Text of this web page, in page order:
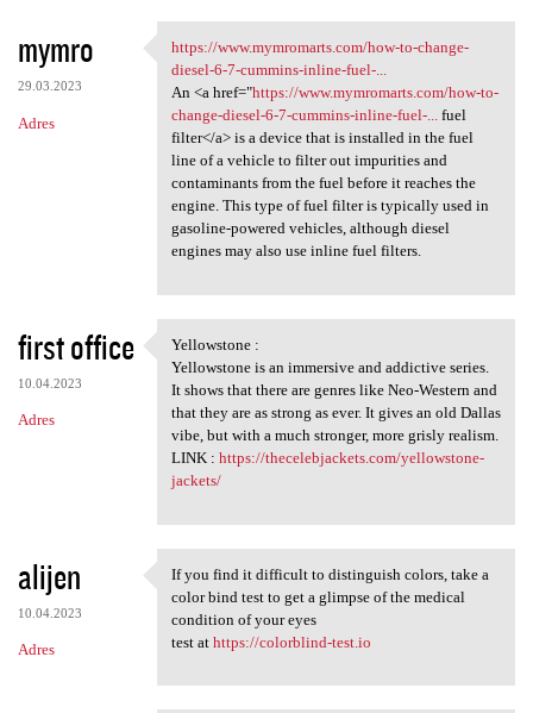
mymro
29.03.2023
Adres
https://www.mymromarts.com
https://www.mymromarts.com/how-to-change-
diesel-6-7-cummins-inline-fuel-...
An <a href="https://www.mymromarts.com/how-to-
change-diesel-6-7-cummins-inline-fuel-...fuel
filter</a> is a device that is installed in the fuel
line of a vehicle to filter out impurities and
contaminants from the fuel before it reaches the
engine. This type of fuel filter is typically used in
gasoline-powered vehicles, although diesel
engines may also use inline fuel filters.
first office
10.04.2023
Adres
Yellowstone :
Yellowstone :
Yellowstone is an immersive and addictive series.
It shows that there are genres like Neo-Western and
that they are as strong as ever. It gives an old Dallas
vibe, but with a much stronger, more grisly realism.
LINK : https://thecelebjackets.com/yellowstone-
jackets/
alijen
10.04.2023
Adres
If you find it difficult to
If you find it difficult to distinguish colors, take a
color bind test to get a glimpse of the medical
condition of your eyes
test at https://colorblind-test.io